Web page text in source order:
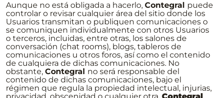
Aunque no está obligada a hacerlo, Contegral puede
controlar o revisar cualquier área del sitio donde los
Usuarios transmitan o publiquen comunicaciones o
se comuniquen individualmente con otros Usuarios
o terceros, incluidas, entre otras, los salones de
conversación (chat rooms), blogs, tableros de
comunicaciones u otros foros, así como el contenido
de cualquiera de dichas comunicaciones. No
obstante, Contegral no será responsable del
contenido de dichas comunicaciones, bajo el
régimen que regula la propiedad intelectual, injurias,